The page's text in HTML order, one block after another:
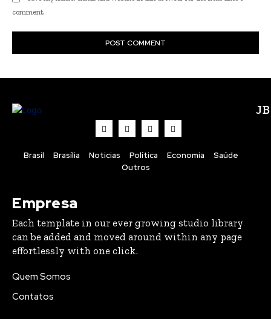
comment.
Brasil Brasília Noticias Política Economia
Saúde
Outros
Empresa
Each template in our ever growing studio library
can be added and moved around within any page
effortlessly with one click.
Quem Somos
Contatos